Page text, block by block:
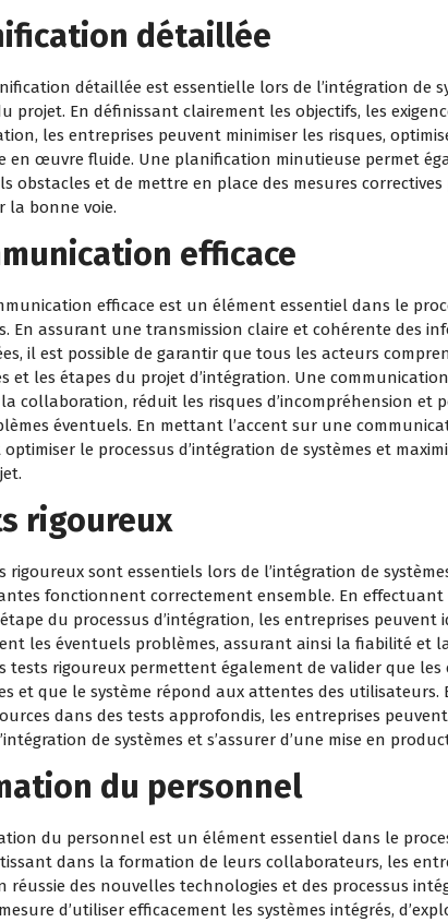
détaillée
détaillée est essentielle lors de l’intégration de
projet. En définissant clairement les objectifs, les
les entreprises peuvent minimiser les risques,
en œuvre fluide. Une planification minutieuse permet
obstacles et de mettre en place des mesures
la bonne voie.
efficace
efficace est un élément essentiel dans le
En assurant une transmission claire et cohérente des
il est possible de garantir que tous les acteurs
et les étapes du projet d’intégration. Une
collaboration, réduit les risques d’incompréhension et
éventuels. En mettant l’accent sur une
le processus d’intégration de systèmes et
rigoureux
rigoureux sont essentiels lors de l’intégration de
fonctionnent correctement ensemble. En
du processus d’intégration, les entreprises peuvent
les éventuels problèmes, assurant ainsi la fiabilité et
tests rigoureux permettent également de valider que les
et que le système répond aux attentes des utilisateurs.
dans des tests approfondis, les entreprises
de systèmes et s’assurer d’une mise en
du personnel
du personnel est un élément essentiel dans le
dans la formation de leurs collaborateurs, les
réussie des nouvelles technologies et des processus
d’utiliser efficacement les systèmes intégrés,